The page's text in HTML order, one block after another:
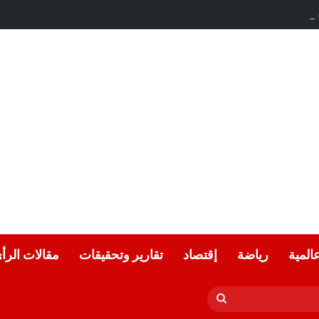
بقلم الأديب التونسي: معز ماني
رياضة إقتصاد تقارير وتحقيقات مقالات
بحث